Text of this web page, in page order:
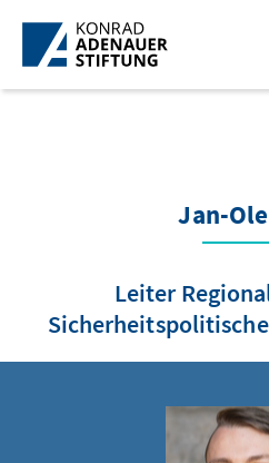
Skip to Main Content
Jan-
Leiter